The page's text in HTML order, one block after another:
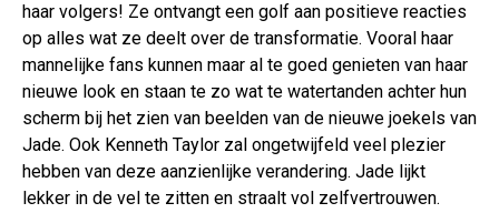
haar volgers! Ze ontvangt een golf aan positieve reacties
op alles wat ze deelt over de transformatie. Vooral haar
mannelijke fans kunnen maar al te goed genieten van haar
nieuwe look en staan te zo wat te watertanden achter hun
scherm bij het zien van beelden van de nieuwe joekels van
Jade. Ook Kenneth Taylor zal ongetwijfeld veel plezier
hebben van deze aanzienlijke verandering. Jade lijkt
lekker in de vel te zitten en straalt vol zelfvertrouwen.